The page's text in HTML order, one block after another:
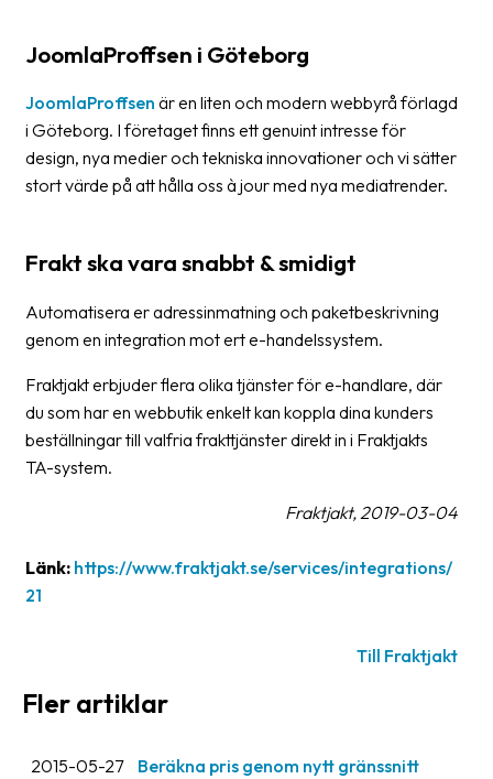
Medarbetare
Jobb
&
Nyhetsarkiv
Villkor
Allmänna
villkor
och
JoomlaProffsen i Göteborg
JoomlaProffsen är en liten och modern webbyrå förlagd
i Göteborg. I företaget finns ett genuint intresse för
design, nya medier och tekniska innovationer och vi sätter
stort värde på att hålla oss à jour med nya mediatrender.
Frakt ska vara snabbt & smidigt
Automatisera er adressinmatning och paketbeskrivning
genom en integration mot ert e-handelssystem.
Fraktjakt erbjuder flera olika tjänster för e-handlare, där
du som har en webbutik enkelt kan koppla dina kunders
beställningar till valfria frakttjänster direkt in i Fraktjakts
TA-system.
Fraktjakt, 2019-03-04
Länk: https://www.fraktjakt.se/services/integrations/
21
Till Fraktjakt
Fler artiklar
2015-05-27 Beräkna pris genom nytt gränssnitt